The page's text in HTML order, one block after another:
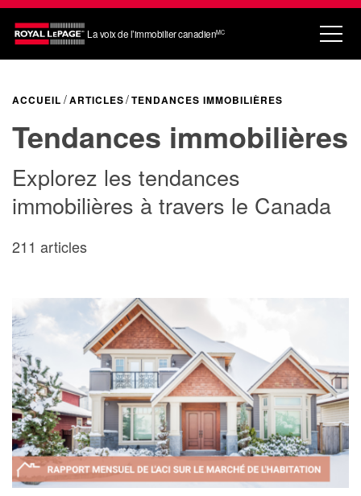
La voix de l’immobilier canadienMC
ACCUEIL ARTICLES TENDANCES IMMOBILIÈRES
Tendances immobilières
Explorez les tendances
immobilières à travers le Canada
211 articles